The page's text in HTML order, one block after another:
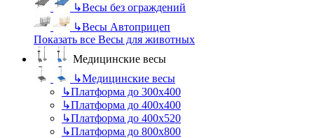
↳Весы без ограждений
↳Весы Автоприцеп
Показать все Весы для животных
Медицинские весы
↳Медицинские весы
↳Платформа до 300х400
↳Платформа до 400х400
↳Платформа до 400х520
↳Платформа до 800х800